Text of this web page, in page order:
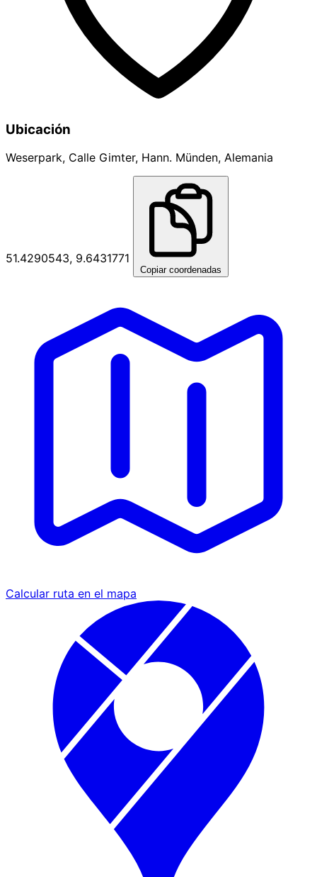
Ubicación
Weserpark, Calle Gimter, Hann. Münden, Alemania
51.4290543, 9.6431771
Copiar coordenadas
Calcular ruta en el mapa